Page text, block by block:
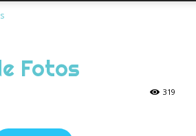
Fotos
319